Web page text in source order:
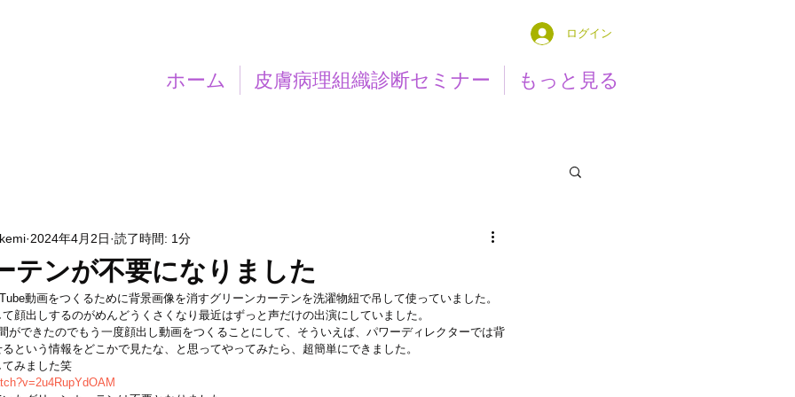
ログイン
ホーム 皮膚病理組織診断セミナー もっと見る
テンが不要になりました
2024年4月2日 読了時間: 1分
動画をつくるために背景画像を消すグリーンカーテンを洗濯物紐で吊して使っていました。
顔出しするのがめんどうくさくなり最近はずっと声だけの出演にしていました。
ができたのでもう一度顔出し動画をつくることにして、そういえば、パワーディレクターでは背
という情報をどこかで見たな、と思ってやってみたら、超簡単にできました。
みました笑